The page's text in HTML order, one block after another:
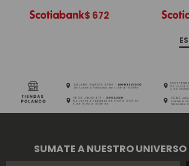
$ 672
SUMATE A NUESTRO